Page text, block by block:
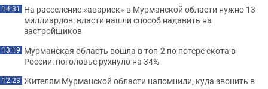
14:31 На расселение «авариек» в Мурманской области нужно 13
миллиардов: власти нашли способ надавить на
застройщиков
13:19 Мурманская область вошла в топ-2 по потере скота в
России: поголовье рухнуло на 34%
12:23 Жителям Мурманской области напомнили, куда звонить в